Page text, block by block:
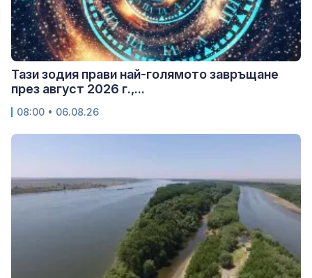
Тази зодия прави най-голямото завръщане
през август 2026 г.,...
08:00 • 06.08.26